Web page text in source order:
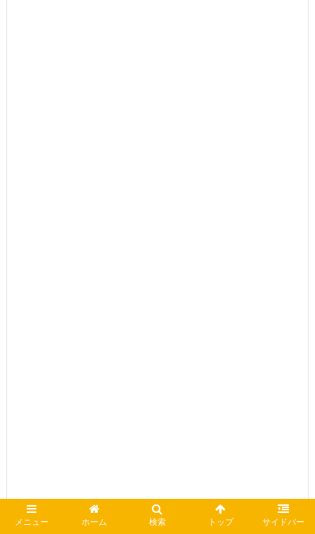
メニュー ホーム 検索 トップ サイドバー